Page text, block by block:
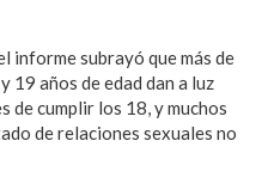
informe subrayó que más de
19 años de edad dan a luz
de cumplir los 18, y muchos
de relaciones sexuales no